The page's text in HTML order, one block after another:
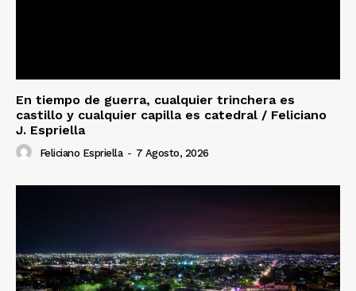
En tiempo de guerra, cualquier trinchera es
castillo y cualquier capilla es catedral / Feliciano
J. Espriella
Feliciano Espriella - 7 Agosto, 2026